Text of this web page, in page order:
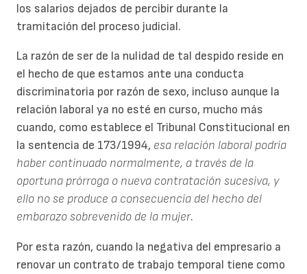
los salarios dejados de percibir durante la
tramitación del proceso judicial.
La razón de ser de la nulidad de tal despido reside en
el hecho de que estamos ante una conducta
discriminatoria por razón de sexo, incluso aunque la
relación laboral ya no esté en curso, mucho más
cuando, como establece el Tribunal Constitucional en
la sentencia de 173/1994, esa relación laboral podría
haber continuado normalmente, a través de la
oportuna prórroga o nueva contratación sucesiva, y
ello no se produce a consecuencia del hecho del
embarazo sobrevenido de la mujer.
Por esta razón, cuando la negativa del empresario a
renovar un contrato de trabajo temporal tiene como